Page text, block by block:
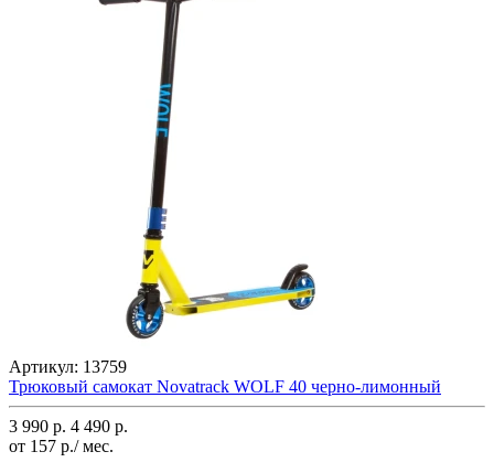
Артикул: 13759
Трюковый самокат Novatrack WOLF 40 черно-лимонный
3 990 р. 4 490 р.
от 157 р./ мес.